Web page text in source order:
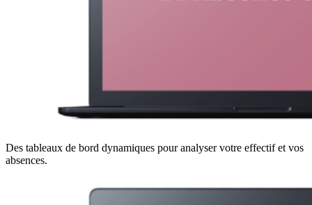
Des tableaux de bord dynamiques pour analyser votre effectif et vos
absences.